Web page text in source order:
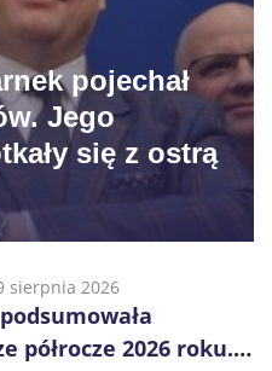
pojechał
Jego
się z ostrą
sierpnia 2026
półrocze 2026 roku.